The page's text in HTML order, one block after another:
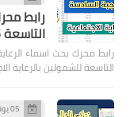
رابط
التاسعة 2025
التاسعة للشمولين بالرعاية
05 يونيو 2025